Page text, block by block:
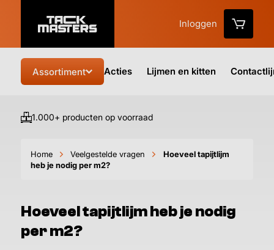
Inloggen
Assortiment Acties Lijmen en kitten
1.000+ producten op voorraad
Home Veelgestelde vragen
Hoeveel tapijtlijm
heb je nodig per m2?
Hoeveel tapijtlijm heb je nodig
per m2?